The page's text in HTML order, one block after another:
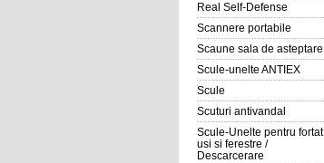
Real Self-Defense
Scannere portabile
Scaune sala de asteptare
Scule-unelte ANTIEX
Scule
Scuturi antivandal
Scule-Unelte pentru fortat
usi si ferestre /
Descarcerare